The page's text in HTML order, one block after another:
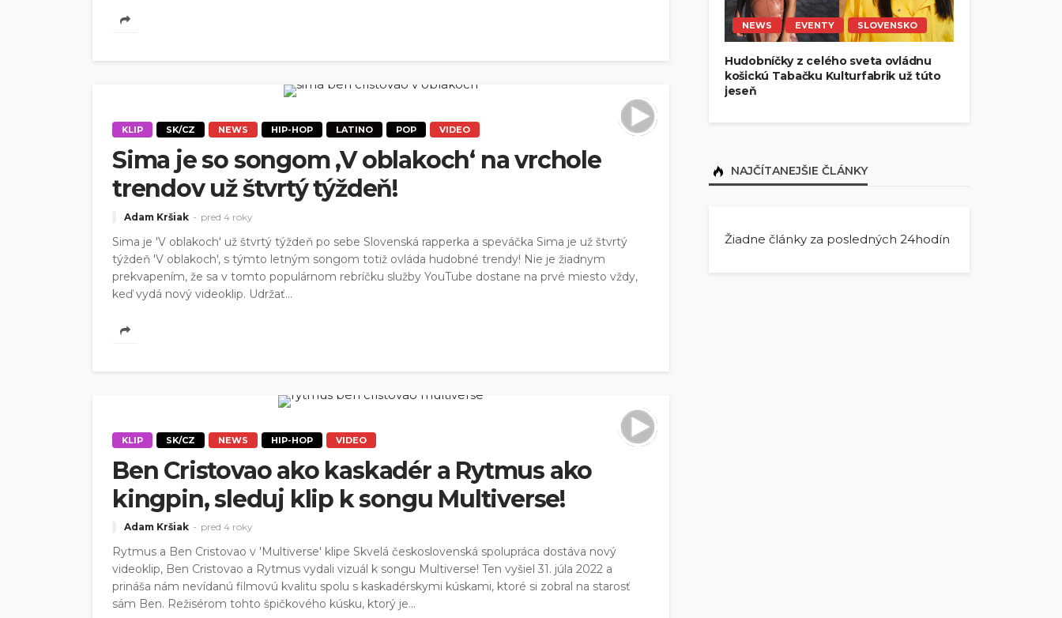
KLIP SK/CZ NEWS HIP-HOP LATINO POP VIDEO
Sima je so songom ‚V oblakoch‘ na vrchole
trendov už štvrtý týždeň!
Adam Kršiak pred 4 roky
Sima je 'V oblakoch' už štvrtý týždeň po sebe Slovenská rapperka a speváčka Sima je už štvrtý
týždeň 'V oblakoch', s týmto letným songom totiž ovláda hudobné trendy! Nie je žiadnym
prekvapením, že sa v tomto populárnom rebríčku služby YouTube dostane na prvé miesto vždy,
keď vydá nový videoklip. Udržať...
KLIP SK/CZ NEWS HIP-HOP VIDEO
Ben Cristovao ako kaskadér a Rytmus ako
kingpin, sleduj klip k songu Multiverse!
Adam Kršiak pred 4 roky
Rytmus a Ben Cristovao v 'Multiverse' klipe Skvelá československá spolupráca dostáva nový
videoklip, Ben Cristovao a Rytmus vydali vizuál k songu Multiverse! Ten vyšiel 31. júla 2022 a
prináša nám nevídanú filmovú kvalitu spolu s kaskadérskymi kúskami, ktoré si zobral na starosť
sám Ben. Režisérom tohto špičkového kúsku, ktorý je...
NEWS EVENTY SLOVENSKO
Hudobníčky z celého sveta ovládnu
košickú Tabačku Kulturfabrik už túto
jeseň
NAJČÍTANEJŠIE ČLÁNKY
Žiadne články za posledných 24hodín